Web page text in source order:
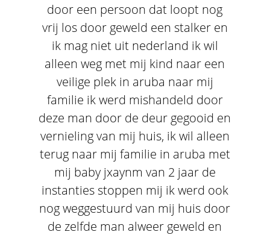
door een persoon dat loopt nog
vrij los door geweld een stalker en
ik mag niet uit nederland ik wil
alleen weg met mij kind naar een
veilige plek in aruba naar mij
familie ik werd mishandeld door
deze man door de deur gegooid en
vernieling van mij huis, ik wil alleen
terug naar mij familie in aruba met
mij baby jxaynm van 2 jaar de
instanties stoppen mij ik werd ook
nog weggestuurd van mij huis door
de zelfde man alweer geweld en